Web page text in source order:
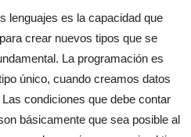
lenguajes es la capacidad que
crear nuevos tipos que se
La programación es
único, cuando creamos datos
condiciones que debe contar
básicamente que sea posible al